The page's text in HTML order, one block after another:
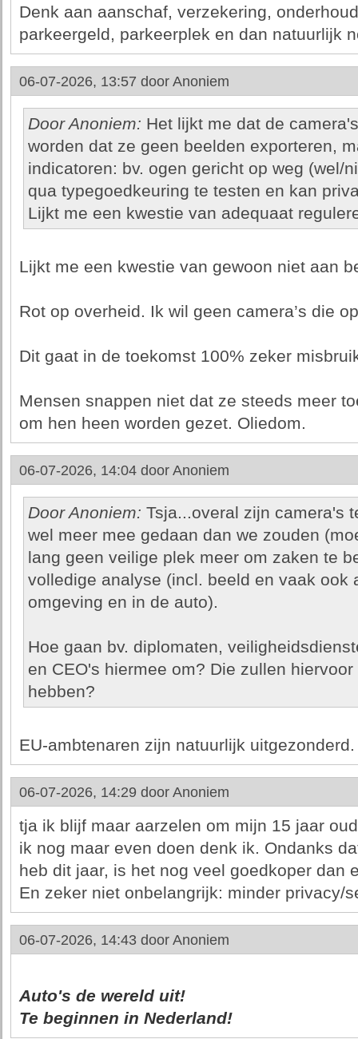
Denk aan aanschaf, verzekering,
parkeergeld, parkeerplek en dan natuurlijk
06-07-2026, 13:57 door Anoniem
Door Anoniem: Het lijkt me dat de
worden dat ze geen beelden exporteren,
indicatoren: bv. ogen gericht op weg (wel/
qua typegoedkeuring te testen en kan
Lijkt me een kwestie van adequaat
Lijkt me een kwestie van gewoon niet aan
Rot op overheid. Ik wil geen camera’s die
Dit gaat in de toekomst 100% zeker
Mensen snappen niet dat ze steeds meer
om hen heen worden gezet. Oliedom.
06-07-2026, 14:04 door Anoniem
Door Anoniem: Tsja...overal zijn camera's
wel meer mee gedaan dan we zouden
lang geen veilige plek meer om zaken te
volledige analyse (incl. beeld en vaak ook
omgeving en in de auto).
Hoe gaan bv. diplomaten,
en CEO's hiermee om? Die zullen
hebben?
EU-ambtenaren zijn natuurlijk
06-07-2026, 14:29 door Anoniem
tja ik blijf maar aarzelen om mijn 15 jaar
ik nog maar even doen denk ik. Ondanks
heb dit jaar, is het nog veel goedkoper dan
En zeker niet onbelangrijk: minder privacy/
06-07-2026, 14:43 door Anoniem
Auto's de wereld uit!
Te beginnen in Nederland!